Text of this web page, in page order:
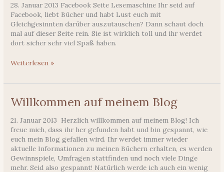
28. Januar 2013 Facebook Seite Lesemaschine Ihr seid auf
Facebook, liebt Bücher und habt Lust euch mit
Gleichgesinnten darüber auszutauschen? Dann schaut doch
mal auf dieser Seite rein. Sie ist wirklich toll und ihr werdet
dort sicher sehr viel Spaß haben.
Facebook
Weiterlesen »
Willkommen auf meinem Blog
21. Januar 2013 Herzlich willkommen auf meinem Blog! Ich
freue mich, dass ihr her gefunden habt und bin gespannt, wie
euch mein Blog gefallen wird. Ihr werdet immer wieder
aktuelle Informationen zu meinen Büchern erhalten, es werden
Gewinnspiele, Umfragen stattfinden und noch viele Dinge
mehr. Seid also gespannt! Natürlich werde ich auch ein wenig